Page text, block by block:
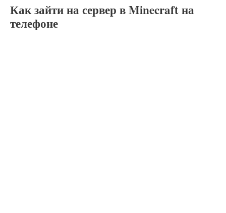
Как зайти на сервер в Minecraft на
телефоне